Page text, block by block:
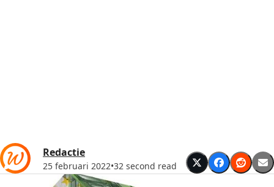
Redactie
25 februari 2022•32 second read